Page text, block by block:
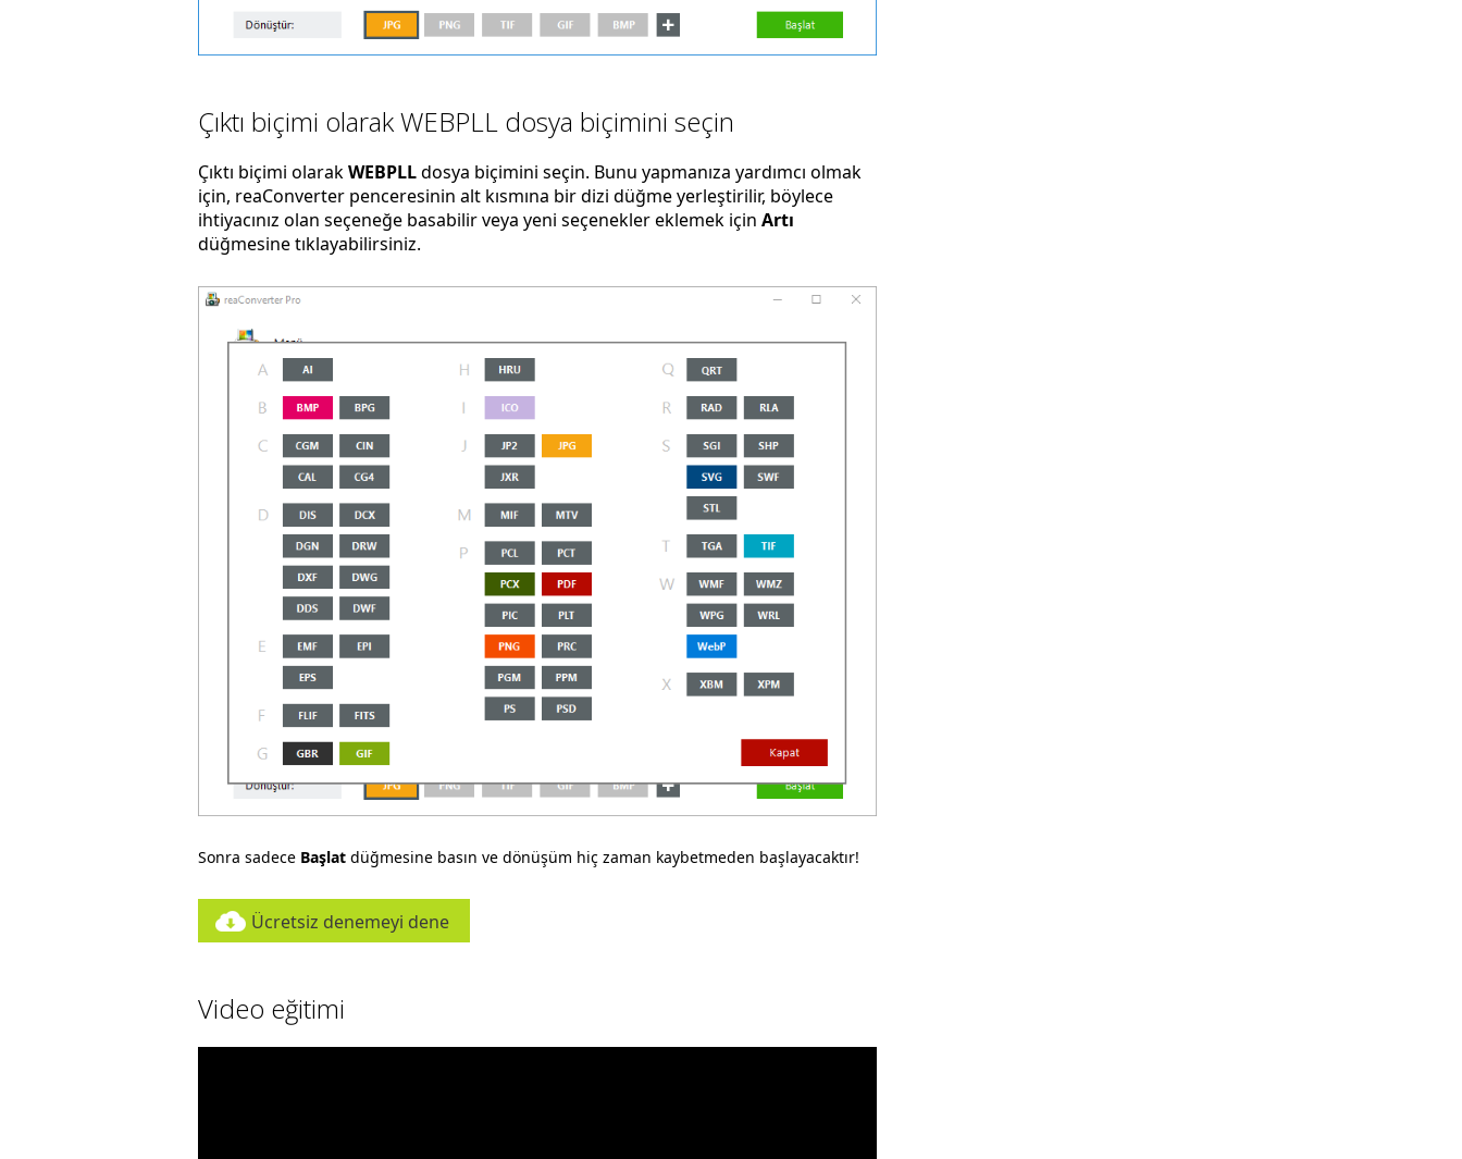
Çıktı biçimi olarak WEBPLL dosya biçimini seçin
Çıktı biçimi olarakWEBPLLdosya biçimini seçin. Bunu yapmanıza yardımcı olmak
için, reaConverter penceresinin alt kısmına bir dizi düğme yerleştirilir, böylece
ihtiyacınız olan seçeneğe basabilir veya yeni seçenekler eklemek için Artı
düğmesine tıklayabilirsiniz.
Sonra sadece Başlatdüğmesine basın ve dönüşüm hiç zaman kaybetmeden başlayacaktır!
Ücretsiz denemeyi dene
Video eğitimi